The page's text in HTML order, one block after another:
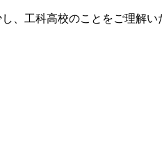
工科高校のことをご理解い